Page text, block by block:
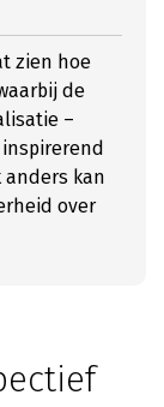
zien hoe
de
–
anders kan
over